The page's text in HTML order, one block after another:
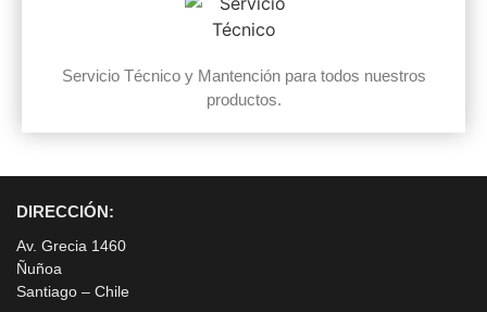
Servicio Técnico y Mantención para todos nuestros
productos.
DIRECCIÓN:
Av. Grecia 1460
Ñuñoa
Santiago – Chile